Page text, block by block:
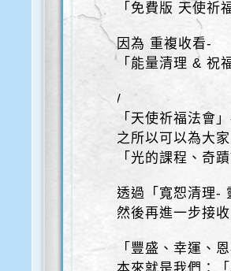
「免費版 天使祈
因為 重複收看-
「能量清理 & 祝
/
「天使祈福法會
之所以可以為大
「光的課程、奇
透過「寬恕清理-
然後再進一步接
「豐盛、幸運、恩